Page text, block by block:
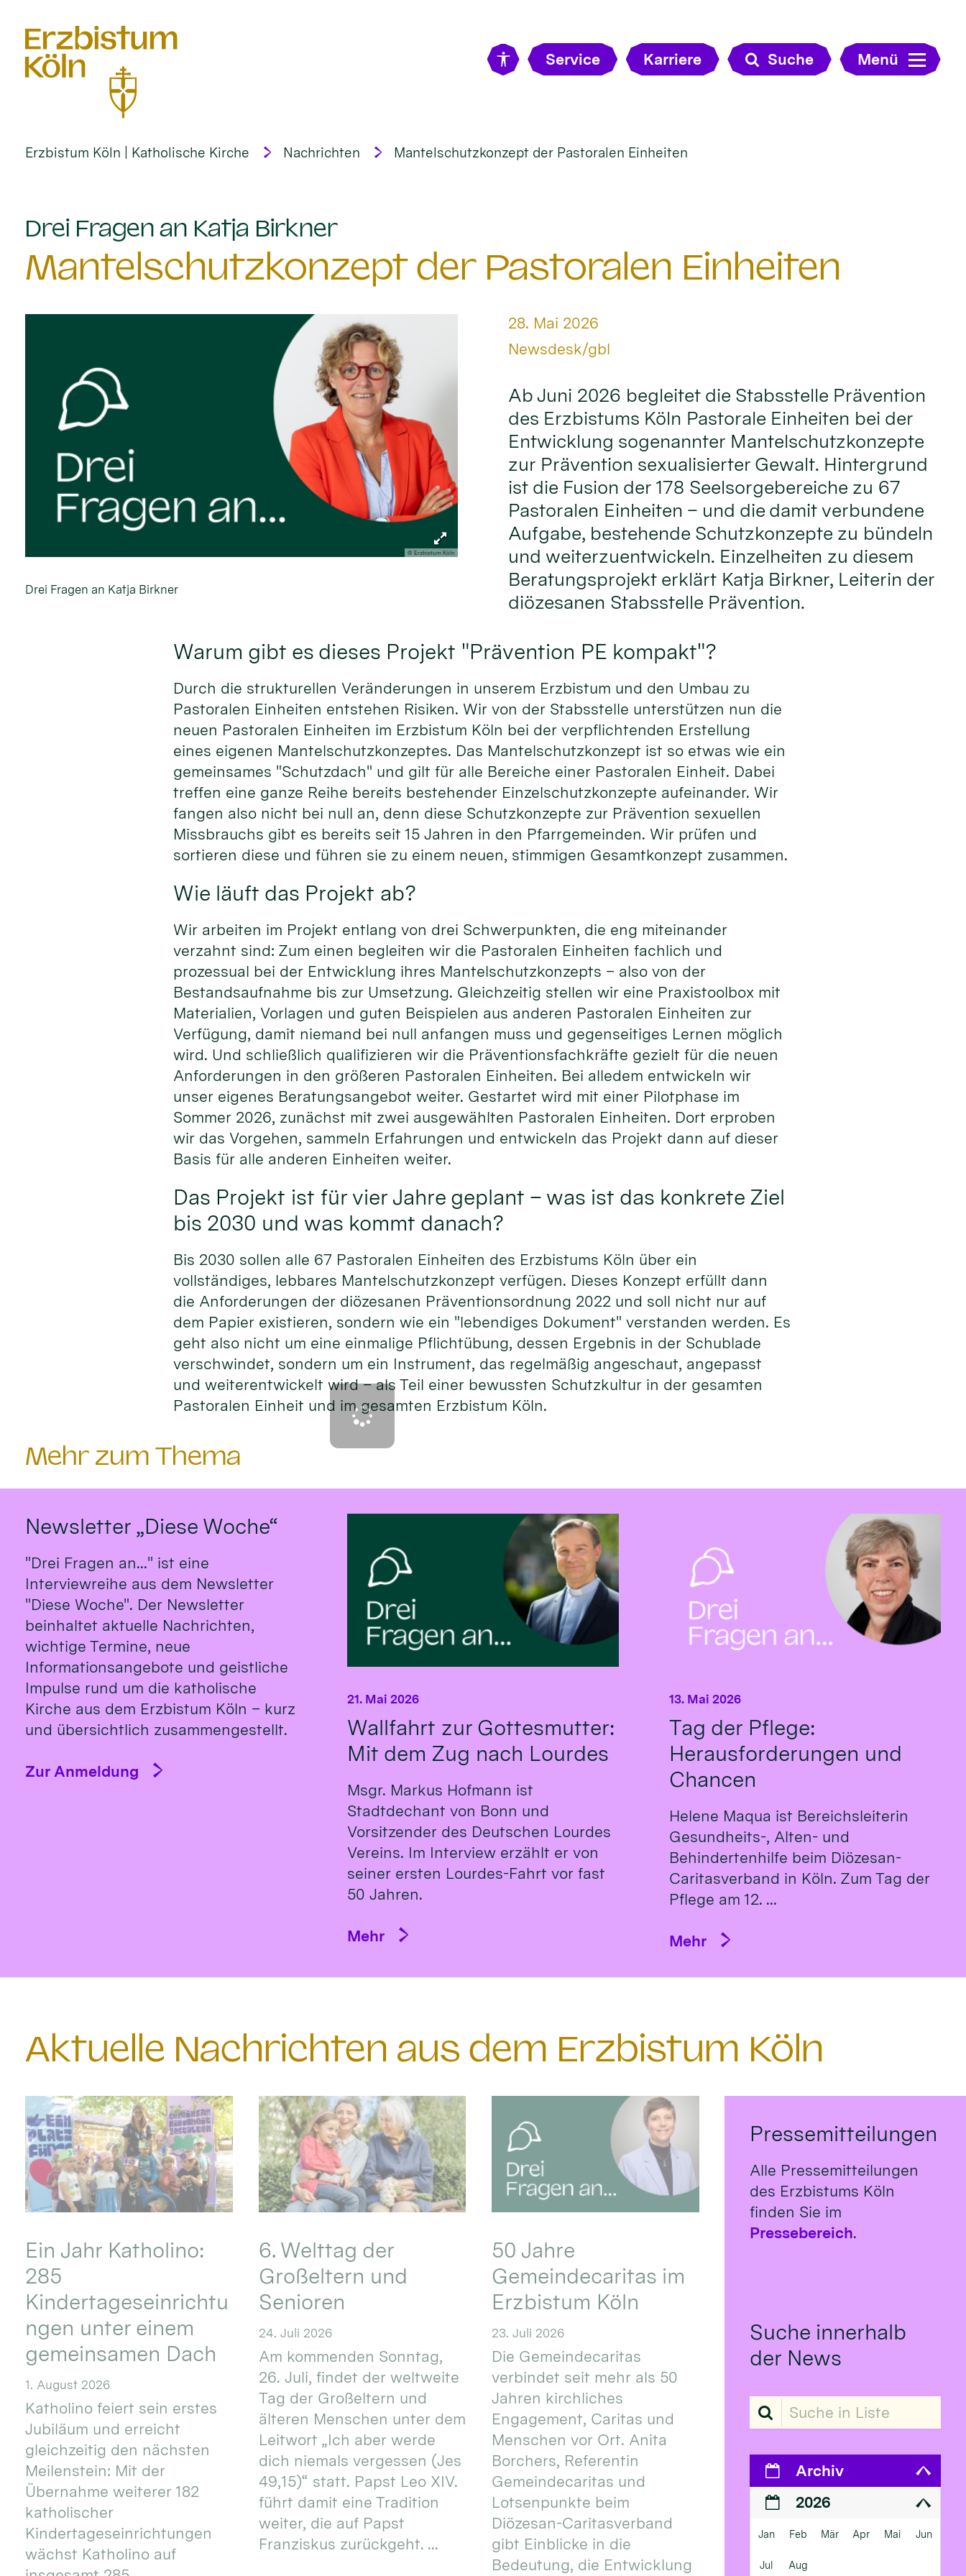
Service Karriere Suche Menü
Erzbistum Köln | Katholische Kirche Nachrichten Mantelschutzkonzept der Pastoralen Einheiten
Drei Fragen an Katja Birkner:
Mantelschutzkonzept der Pastoralen Einheiten
© Erzbistum Köln
Drei Fragen an Katja Birkner
Datum:
28. Mai 2026
Von:
Newsdesk/gbl
Ab Juni 2026 begleitet die Stabsstelle Prävention
des Erzbistums Köln Pastorale Einheiten bei der
Entwicklung sogenannter Mantelschutzkonzepte
zur Prävention sexualisierter Gewalt. Hintergrund
ist die Fusion der 178 Seelsorgebereiche zu 67
Pastoralen Einheiten – und die damit verbundene
Aufgabe, bestehende Schutzkonzepte zu bündeln
und weiterzuentwickeln. Einzelheiten zu diesem
Beratungsprojekt erklärt Katja Birkner, Leiterin der
diözesanen Stabsstelle Prävention.
Warum gibt es dieses Projekt "Prävention PE kompakt"?
Durch die strukturellen Veränderungen in unserem Erzbistum und den Umbau zu
Pastoralen Einheiten entstehen Risiken. Wir von der Stabsstelle unterstützen nun die
neuen Pastoralen Einheiten im Erzbistum Köln bei der verpflichtenden Erstellung
eines eigenen Mantelschutzkonzeptes. Das Mantelschutzkonzept ist so etwas wie ein
gemeinsames "Schutzdach" und gilt für alle Bereiche einer Pastoralen Einheit. Dabei
treffen eine ganze Reihe bereits bestehender Einzelschutzkonzepte aufeinander. Wir
fangen also nicht bei null an, denn diese Schutzkonzepte zur Prävention sexuellen
Missbrauchs gibt es bereits seit 15 Jahren in den Pfarrgemeinden. Wir prüfen und
sortieren diese und führen sie zu einem neuen, stimmigen Gesamtkonzept zusammen.
Wie läuft das Projekt ab?
Wir arbeiten im Projekt entlang von drei Schwerpunkten, die eng miteinander
verzahnt sind: Zum einen begleiten wir die Pastoralen Einheiten fachlich und
prozessual bei der Entwicklung ihres Mantelschutzkonzepts – also von der
Bestandsaufnahme bis zur Umsetzung. Gleichzeitig stellen wir eine Praxistoolbox mit
Materialien, Vorlagen und guten Beispielen aus anderen Pastoralen Einheiten zur
Verfügung, damit niemand bei null anfangen muss und gegenseitiges Lernen möglich
wird. Und schließlich qualifizieren wir die Präventionsfachkräfte gezielt für die neuen
Anforderungen in den größeren Pastoralen Einheiten. Bei alledem entwickeln wir
unser eigenes Beratungsangebot weiter. Gestartet wird mit einer Pilotphase im
Sommer 2026, zunächst mit zwei ausgewählten Pastoralen Einheiten. Dort erproben
wir das Vorgehen, sammeln Erfahrungen und entwickeln das Projekt dann auf dieser
Basis für alle anderen Einheiten weiter.
Das Projekt ist für vier Jahre geplant – was ist das konkrete Ziel
bis 2030 und was kommt danach?
Bis 2030 sollen alle 67 Pastoralen Einheiten des Erzbistums Köln über ein
vollständiges, lebbares Mantelschutzkonzept verfügen. Dieses Konzept erfüllt dann
die Anforderungen der diözesanen Präventionsordnung 2022 und soll nicht nur auf
dem Papier existieren, sondern wie ein "lebendiges Dokument" verstanden werden. Es
geht also nicht um eine einmalige Pflichtübung, dessen Ergebnis in der Schublade
verschwindet, sondern um ein Instrument, das regelmäßig angeschaut, angepasst
und weiterentwickelt wird – als Teil einer bewussten Schutzkultur in der gesamten
Pastoralen Einheit und im gesamten Erzbistum Köln.
Mehr zum Thema
Newsletter „Diese Woche“
"Drei Fragen an..." ist eine
Interviewreihe aus dem Newsletter
"Diese Woche". Der Newsletter
beinhaltet aktuelle Nachrichten,
wichtige Termine, neue
Informationsangebote und geistliche
Impulse rund um die katholische
Kirche aus dem Erzbistum Köln – kurz
und übersichtlich zusammengestellt.
Zur Anmeldung
Wallfahrt zur Gottesmutter:
Mit dem Zug nach Lourdes
21. Mai 2026
Msgr. Markus Hofmann ist
Stadtdechant von Bonn und
Vorsitzender des Deutschen Lourdes
Vereins. Im Interview erzählt er von
seiner ersten Lourdes-Fahrt vor fast
50 Jahren.
Mehr
Tag der Pflege:
Herausforderungen und
Chancen
13. Mai 2026
Helene Maqua ist Bereichsleiterin
Gesundheits-, Alten- und
Behindertenhilfe beim Diözesan-
Caritasverband in Köln. Zum Tag der
Pflege am 12. ...
Mehr
Aktuelle Nachrichten aus dem Erzbistum Köln
Ein Jahr Katholino:
285
Kindertageseinrichtu
ngen unter einem
gemeinsamen Dach
1. August 2026
Katholino feiert sein erstes
Jubiläum und erreicht
gleichzeitig den nächsten
Meilenstein: Mit der
Übernahme weiterer 182
katholischer
Kindertageseinrichtungen
wächst Katholino auf
6. Welttag der
Großeltern und
Senioren
24. Juli 2026
Am kommenden Sonntag,
26. Juli, findet der weltweite
Tag der Großeltern und
älteren Menschen unter dem
Leitwort „Ich aber werde
dich niemals vergessen (Jes
49,15)“ statt. Papst Leo XIV.
führt damit eine Tradition
weiter, die auf Papst
Franziskus zurückgeht. ...
50 Jahre
Gemeindecaritas im
Erzbistum Köln
23. Juli 2026
Die Gemeindecaritas
verbindet seit mehr als 50
Jahren kirchliches
Engagement, Caritas und
Menschen vor Ort. Anita
Borchers, Referentin
Gemeindecaritas und
Lotsenpunkte beim
Diözesan-Caritasverband
gibt Einblicke in die
Bedeutung, die Entwicklung
Pressemitteilungen
Alle Pressemitteilungen
des Erzbistums Köln
finden Sie im
Pressebereich.
Suche innerhalb
der News
Suche in Liste
Archiv
2026
Jan Feb Mär Apr Mai Jun
Jul Aug